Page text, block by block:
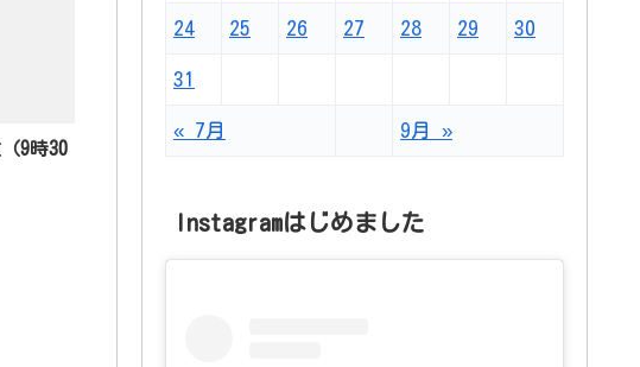
9時30
24 25 26 27 28 29 30
31
« 7月 9月 »
Instagramはじめました